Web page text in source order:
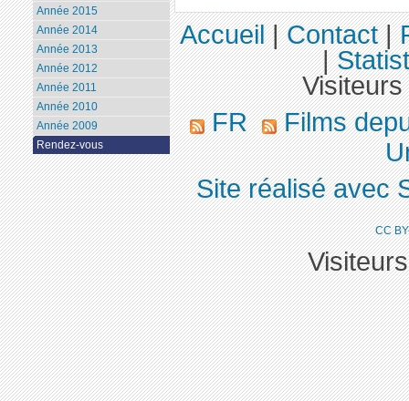
Année 2015
Année 2014
Année 2013
Année 2012
Année 2011
Année 2010
Année 2009
Rendez-vous
Accueil|Contact|
|
FR
Films
Site réalisé avec
CC